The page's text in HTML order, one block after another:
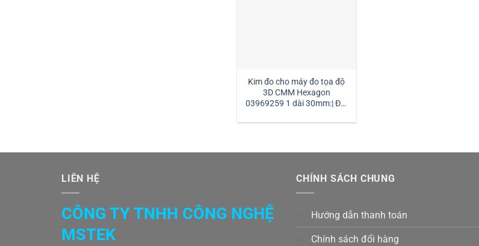
Kim đo cho máy đo tọa độ
3D CMM Hexagon
03969259 1 dài 30mm:| Đại
LIÊN HỆ
CÔNG TY TNHH CÔNG NGHỆ
MSTEK
CHÍNH SÁCH CHUNG
Hướng dẫn thanh toán
Chính sách đổi hàng